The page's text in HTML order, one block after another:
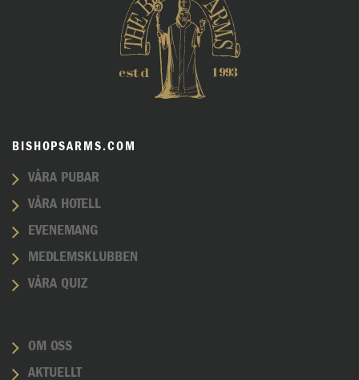
BISHOPSARMS.COM
VÅRA PUBAR
VÅRA HOTELL
EVENEMANG
MEDLEMSKLUBBEN
VÅRA QUIZ
OM OSS
AKTUELLT